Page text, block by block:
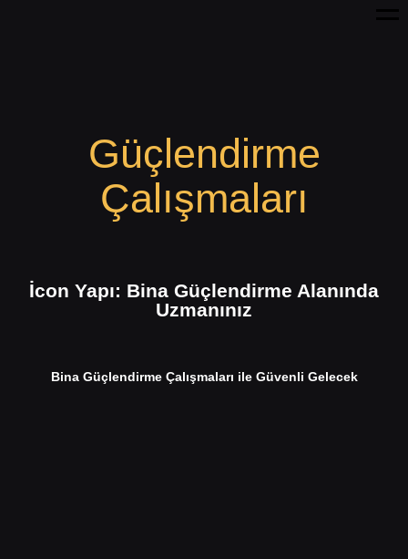
Güçlendirme
Çalışmaları
İcon Yapı: Bina Güçlendirme Alanında
Uzmanınız
Bina Güçlendirme Çalışmaları ile Güvenli Gelecek